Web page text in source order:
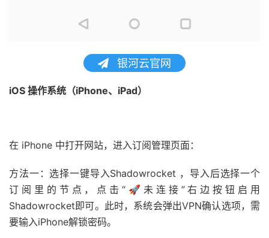
银河云官网
iOS 操作系统（iPhone、iPad）
在 iPhone 中打开网站，进入订阅管理页面：
方法一：选择一键导入Shadowrocket ，导入后选择一个
订阅里的节点，点击“🚀未连接”右边按钮启用
Shadowrocket即可。此时，系统会弹出VPN确认选项，需
要输入iPhone解锁密码。